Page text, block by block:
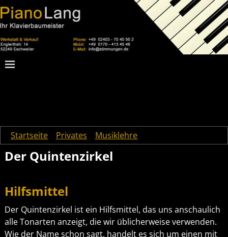
Startseite Privates Musiklehre
Der Quintenzirkel
Hilfsmittel
Der Quintenzirkel ist ein Hilfsmittel, das uns anschaulich
alle Tonarten anzeigt, die wir üblicherweise verwenden.
Wie der Name schon sagt, handelt es sich um einen mit